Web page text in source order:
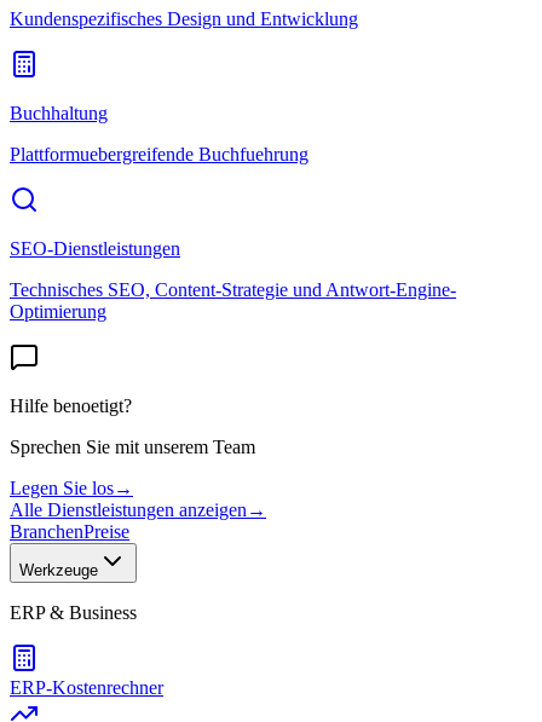
Kundenspezifisches Design und Entwicklung
Buchhaltung
Plattformuebergreifende Buchfuehrung
SEO-Dienstleistungen
Technisches SEO, Content-Strategie und Antwort-Engine-
Optimierung
Hilfe benoetigt?
Sprechen Sie mit unserem Team
Legen Sie los→
Alle Dienstleistungen anzeigen →
BranchenPreise
Werkzeuge
ERP & Business
ERP-Kostenrechner